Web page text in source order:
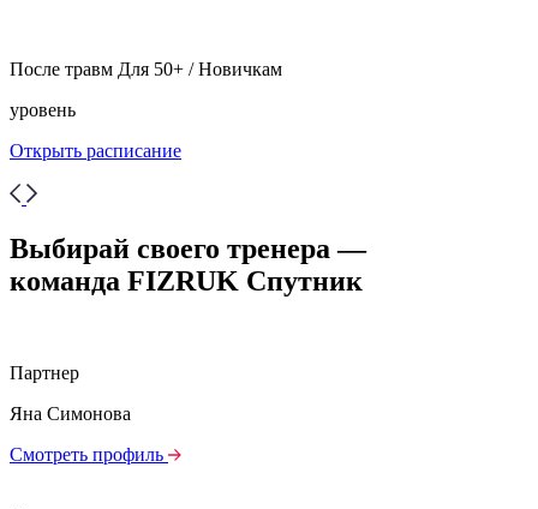
После травм Для 50+ / Новичкам
уровень
Открыть расписание
Выбирай своего тренера —
команда FIZRUK Спутник
Партнер
Яна Симонова
Смотреть профиль